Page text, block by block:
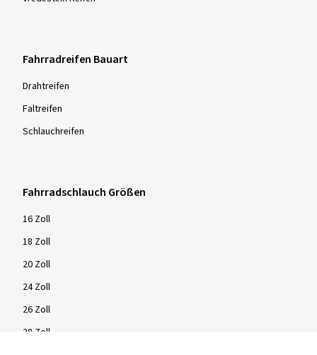
Fahrradreifen Bauart
Drahtreifen
Faltreifen
Schlauchreifen
Fahrradschlauch Größen
16 Zoll
18 Zoll
20 Zoll
24 Zoll
26 Zoll
28 Zoll